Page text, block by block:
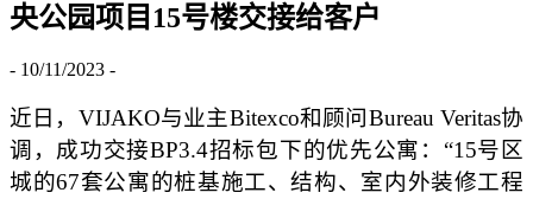
央公园项目15号楼交接给客户
- 10/11/2023 -
近日，VIJAKO与业主Bitexco和顾问Bureau Veritas协
调，成功交接BP3.4招标包下的优先公寓：“15号区
城的67套公寓的桩基施工、结构、室内外装修工程